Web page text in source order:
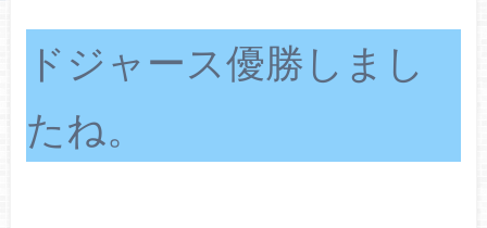
ドジャース優勝しまし
たね。